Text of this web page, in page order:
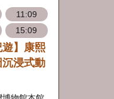
11:09
15:09
遊】康熙
浸式動